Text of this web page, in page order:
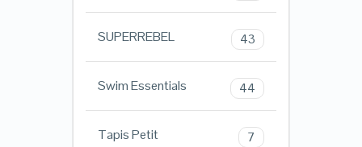
SUPERREBEL 43
Swim Essentials 44
Tapis Petit 7